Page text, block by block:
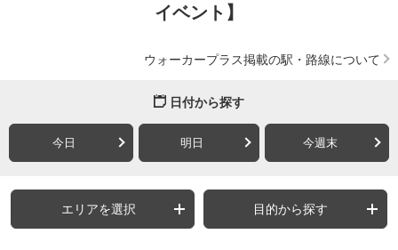
イベント】
ウォーカープラス掲載の駅・路線について
日付から探す
今日 明日 今週末
エリアを選択 目的から探す